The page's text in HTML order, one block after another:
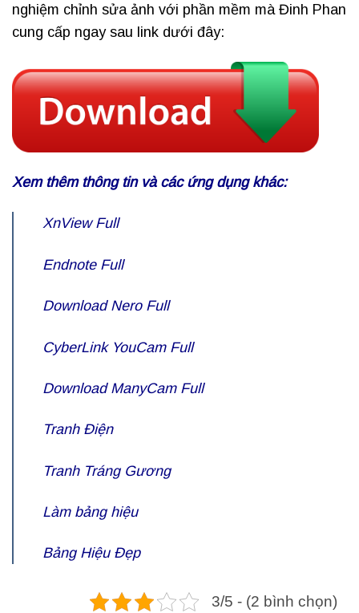
nghiệm chỉnh sửa ảnh với phần mềm mà Đinh Phan
cung cấp ngay sau link dưới đây:
Xem thêm thông tin và các ứng dụng khác:
XnView Full
Endnote Full
Download Nero Full
CyberLink YouCam Full
Download ManyCam Full
Tranh Điện
Tranh Tráng Gương
Làm bảng hiệu
Bảng Hiệu Đẹp
3/5 - (2 bình chọn)